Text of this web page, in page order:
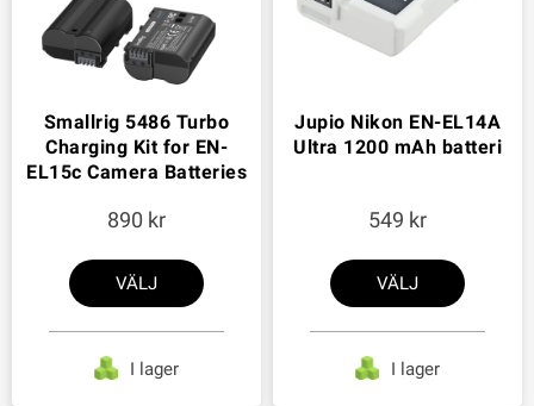
Smallrig 5486 Turbo
Charging Kit for EN-
EL15c Camera Batteries
890
VÄLJ
I lager
Jupio Nikon EN-EL14A
Ultra 1200 mAh batteri
549
VÄLJ
I lager